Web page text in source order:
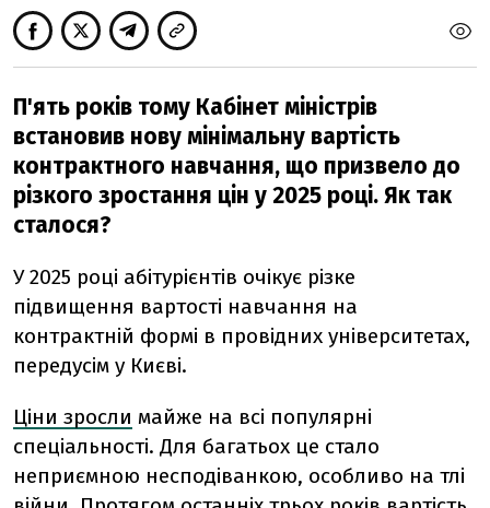
П'ять років тому Кабінет міністрів
встановив нову мінімальну вартість
контрактного навчання, що призвело до
різкого зростання цін у 2025 році. Як так
сталося?
У 2025 році абітурієнтів очікує різке
підвищення вартості навчання на
контрактній формі в провідних університетах,
передусім у Києві.
Ціни зросли майже на всі популярні
спеціальності. Для багатьох це стало
неприємною несподіванкою, особливо на тлі